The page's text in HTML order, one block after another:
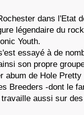
dans l'Etat
légendaire du
Youth.
essayé à de
son propre
abum de Hole
Breeders -dont le
aussi sur